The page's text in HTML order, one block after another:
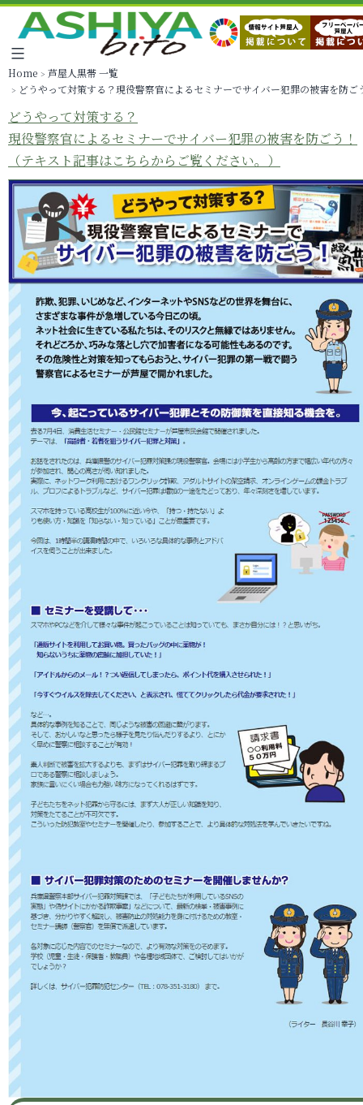
Home
芦屋人黒帯 一覧
どうやって対策する？現役警察官によるセミナーでサイバー犯罪の被害を防ご
どうやって対策する？
現役警察官によるセミナーでサイバー犯罪の被害を防ごう！
（テキスト記事はこちらからご覧ください。）